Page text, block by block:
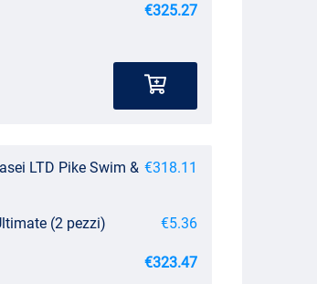
€325.27
LTD Pike Swim & €318.11
(2 pezzi) €5.36
€323.47